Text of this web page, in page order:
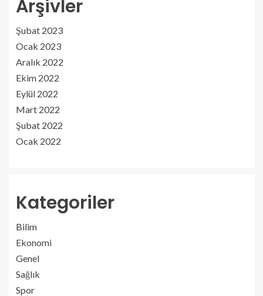
Arşivler
Şubat 2023
Ocak 2023
Aralık 2022
Ekim 2022
Eylül 2022
Mart 2022
Şubat 2022
Ocak 2022
Kategoriler
Bilim
Ekonomi
Genel
Sağlık
Spor